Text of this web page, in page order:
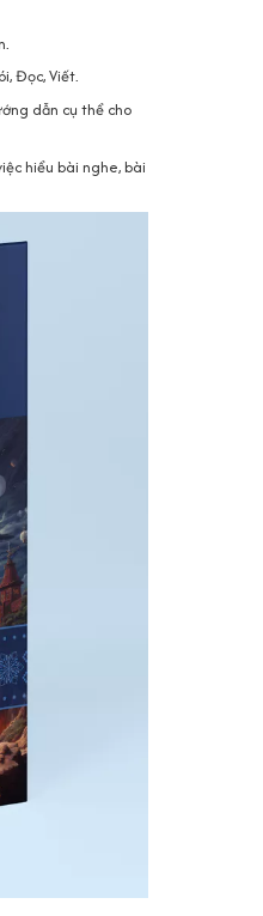
Đọc, Viết.
dẫn cụ thể cho
hiểu bài nghe, bài